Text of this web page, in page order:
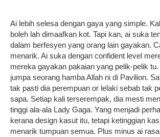
Ai lebih selesa dengan gaya yang simple.
boleh lah dimaafkan kot. Tapi kan, ai suka
dalam berfesyen yang orang lain gayakan.
menarik. Ai suka dengan confident level
mereka gayakan pakaian yang pelik-pelik
jumpa seorang hamba Allah ni di Pavilion.
tak pasti dia perempuan or lelaki sebab tak
sapa. Setiap kali terserempak, dia mesti
tinggi ala-ala Lady Gaga. Yang menjadi
kerana design kasut itu, tetapi ketinggian
menarik tumpuan semua. Plus minus ai